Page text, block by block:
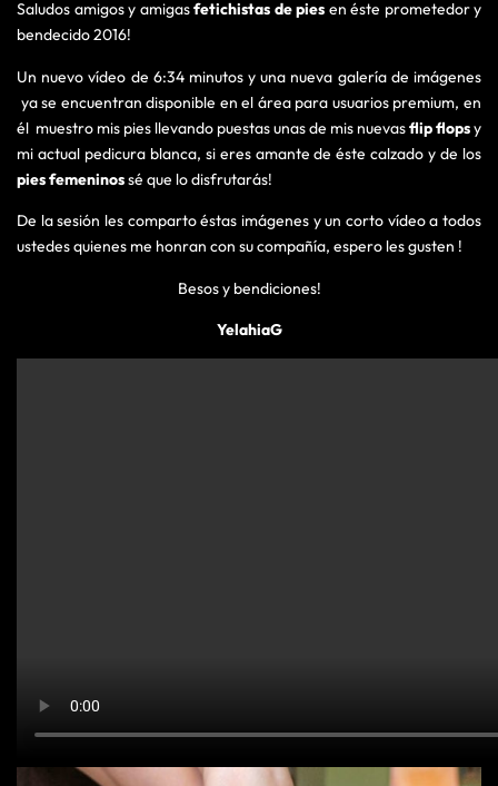
Saludos amigos y amigasfetichistas de pies en éste prometedor y
bendecido 2016!
Un nuevo vídeo de 6:34 minutos y una nueva galería de imágenes
ya se encuentran disponible en el área para usuarios premium, en
él muestro mis pies llevando puestas unas de mis nuevasflip flopsy
mi actual pedicura blanca, si eres amante de éste calzado y de los
pies femeninossé que lo disfrutarás!
De la sesión les comparto éstas imágenes y un corto vídeo a todos
ustedes quienes me honran con su compañía, espero les gusten !
Besos y bendiciones!
YelahiaG